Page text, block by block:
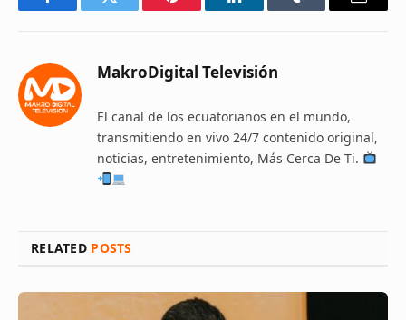
FacebookTwitter Pinterest LinkedInTumblr Email
MakroDigital Televisión
El canal de los ecuatorianos en el mundo,
transmitiendo en vivo 24/7 contenido original,
noticias, entretenimiento, Más Cerca De Ti.
RELATED POSTS